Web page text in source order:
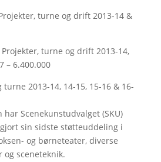
turne og drift 2013-14 &
turne og drift 2013-14,
– 6.400.000
turne 2013-14, 14-15, 15-16 & 16-
Scenekunstudvalget (SKU)
sin sidste støtteuddeling i
og børneteater, diverse
sceneteknik.